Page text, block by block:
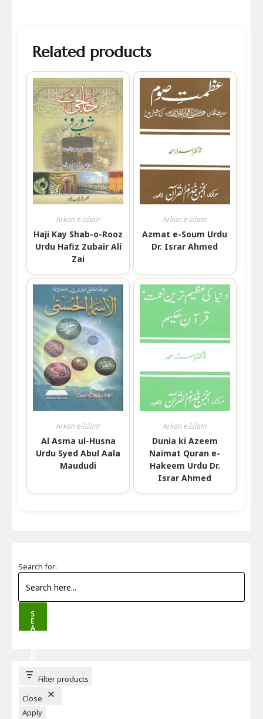
Related products
Arkan e-Islam
Haji Kay Shab-o-Rooz
Urdu Hafiz Zubair Ali
Zai
Arkan e-Islam
Azmat e-Soum Urdu
Dr. Israr Ahmed
Arkan e-Islam
Al Asma ul-Husna
Urdu Syed Abul Aala
Maududi
Arkan e-Islam
Dunia ki Azeem
Naimat Quran e-
Hakeem Urdu Dr.
Israr Ahmed
Search for:
S
E
A
T
T
Filter products
Close
Apply